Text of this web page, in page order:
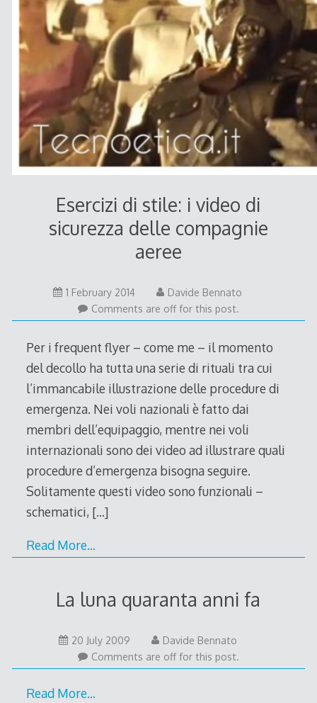
Esercizi di stile: i video di
sicurezza delle compagnie
aeree
1 February 2014
May
2015
Davide Bennato
Comments are off for this post.
Per i frequent flyer – come me – il momento
del decollo ha tutta una serie di rituali tra cui
l’immancabile illustrazione delle procedure di
emergenza. Nei voli nazionali è fatto dai
membri dell’equipaggio, mentre nei voli
internazionali sono dei video ad illustrare quali
procedure d’emergenza bisogna seguire.
Solitamente questi video sono funzionali –
schematici, […]
Read More…
La luna quaranta anni fa
20 July 200920
July
2009
Davide Bennato
Comments are off for this post.
Read More…